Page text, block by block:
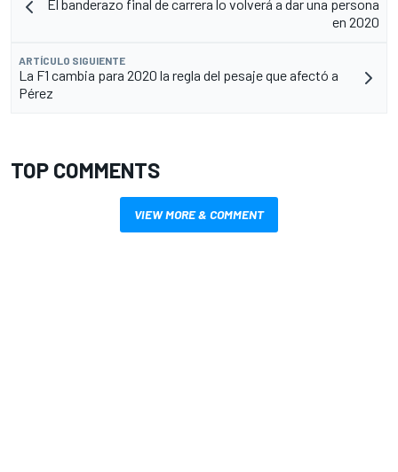
El banderazo final de carrera lo volverá a dar una persona
en 2020
ARTÍCULO SIGUIENTE
La F1 cambia para 2020 la regla del pesaje que afectó a
Pérez
TOP COMMENTS
VIEW MORE & COMMENT